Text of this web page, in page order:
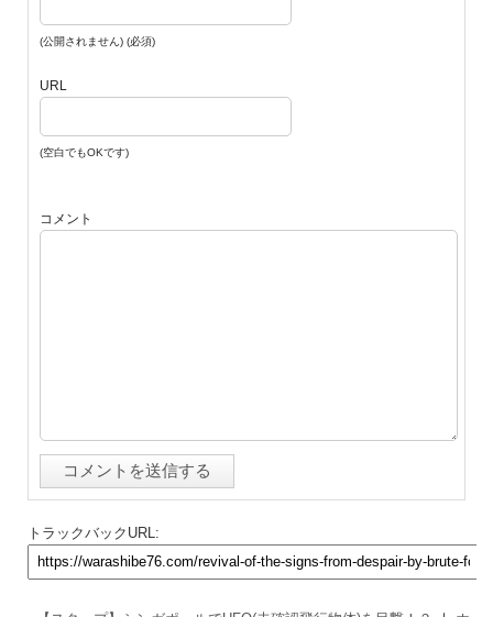
(公開されません) (必須)
URL
(空白でもOKです)
コメント
トラックバックURL: